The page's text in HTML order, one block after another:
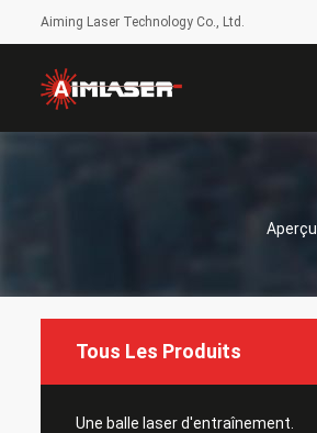
Aiming Laser Technology Co., Ltd.
Aperçu
Tous Les Produits
Une balle laser d'entraînement.